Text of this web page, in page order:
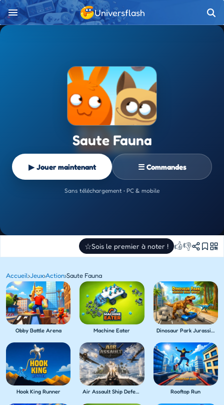
Universflash
Saute Fauna
▶ Jouer maintenant ☰ Commandes
Sans téléchargement • PC & mobile
☆Sois le premier à noter ! 👍👎
Accueil›Jeux›Action›Saute Fauna
Obby Battle Arena Machine Eater Dinosaur Park Jurassic Dino World
Hook King Runner Air Assault Ship Defense Rooftop Run